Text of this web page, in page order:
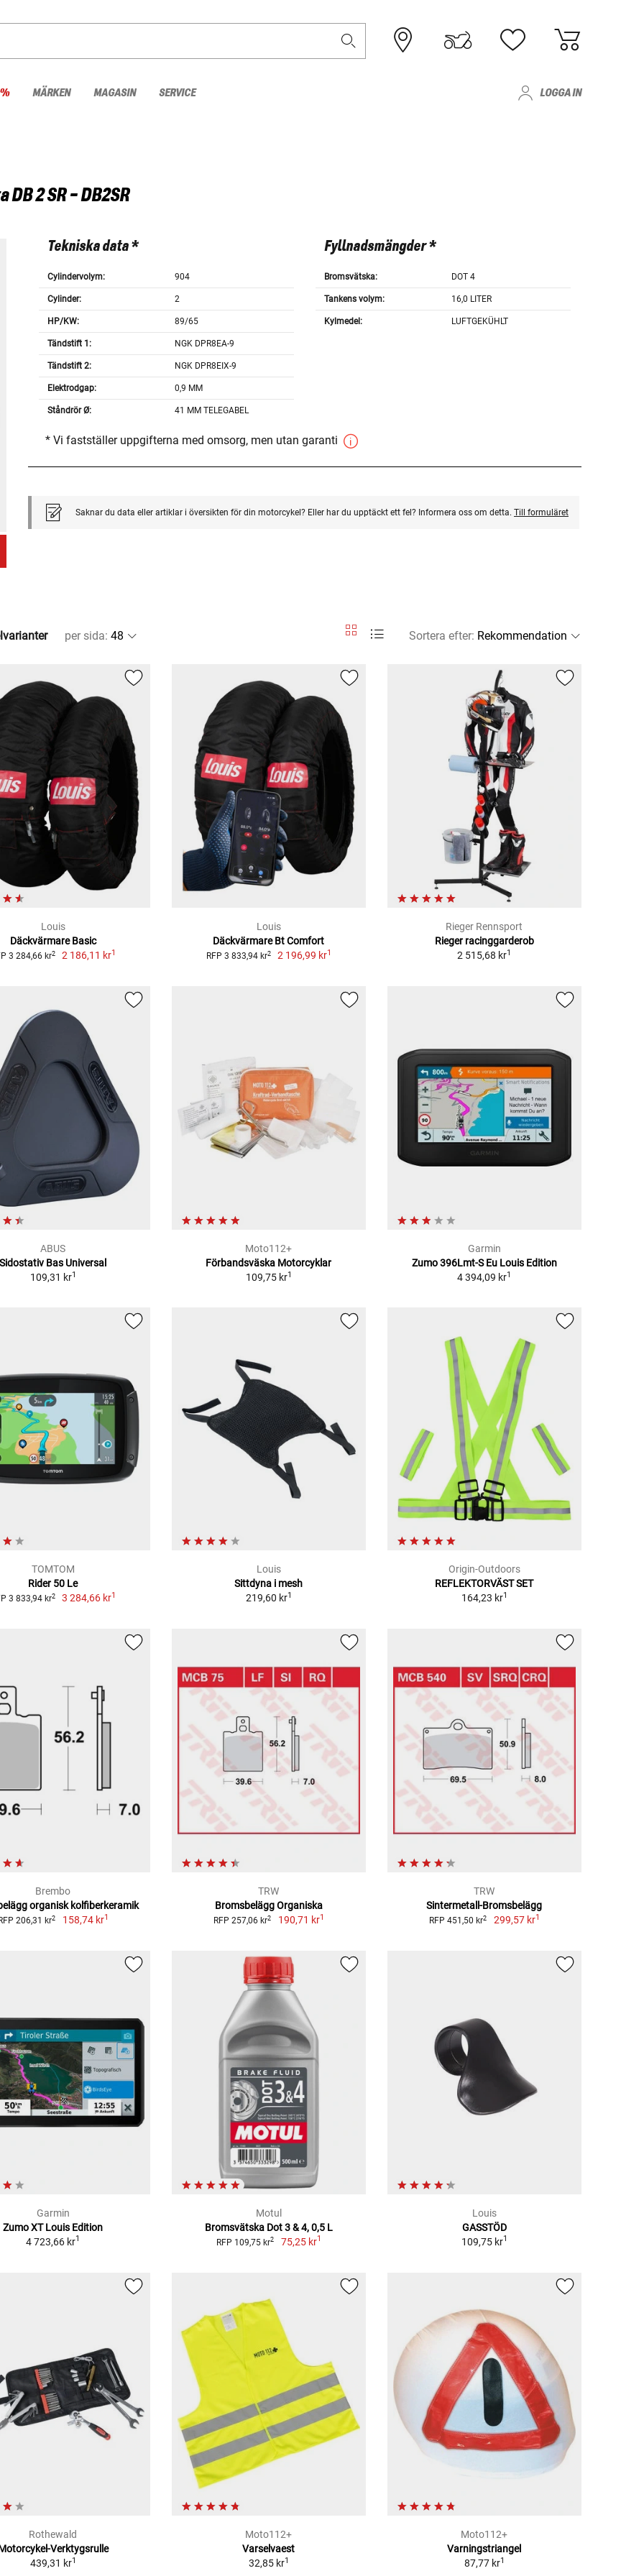
MÄRKEN MAGASIN SERVICE LOGGA IN
DB 2 SR - DB2SR
Tekniska data *
Cylindervolym: 904
Cylinder: 2
HP/KW: 89/65
Tändstift 1: NGK DPR8EA-9
Tändstift 2: NGK DPR8EIX-9
Elektrodgap: 0,9 MM
Ståndrör Ø: 41 MM TELEGABEL
Fyllnadsmängder *
Bromsvätska: DOT 4
Tankens volym: 16,0 LITER
Kylmedel: LUFTGEKÜHLT
* Vi fastställer uppgifterna med omsorg, men utan garanti
Saknar du data eller artiklar i översikten för din motorcykel? Eller har du upptäckt ett fel? Informera oss om detta. Till formuläret
per sida: Sortera efter:
Louis
Däckvärmare Basic
3 284,66 kr2 2 186,11 kr1
Louis
Däckvärmare Bt Comfort
RFP 3 833,94 kr2 2 196,99 kr1
Rieger Rennsport
Rieger racinggarderob
2 515,68 kr1
ABUS
Sidostativ Bas Universal
109,31 kr1
Moto112+
Förbandsväska Motorcyklar
109,75 kr1
Garmin
Zumo 396Lmt-S Eu Louis Edition
4 394,09 kr1
TOMTOM
Rider 50 Le
3 833,94 kr2 3 284,66 kr1
Louis
Sittdyna i mesh
219,60 kr1
Origin-Outdoors
REFLEKTORVÄST SET
164,23 kr1
Brembo
organisk kolfiberkeramik
206,31 kr2 158,74 kr1
TRW
Bromsbelägg Organiska
RFP 257,06 kr2 190,71 kr1
TRW
Sintermetall-Bromsbelägg
RFP 451,50 kr2 299,57 kr1
Garmin
Zumo XT Louis Edition
4 723,66 kr1
Motul
Bromsvätska Dot 3 & 4, 0,5 L
RFP 109,75 kr2 75,25 kr1
Louis
GASSTÖD
109,75 kr1
Rothewald
Verktygsrulle
439,31 kr1
Moto112+
Varselvaest
32,85 kr1
Moto112+
Varningstriangel
87,77 kr1